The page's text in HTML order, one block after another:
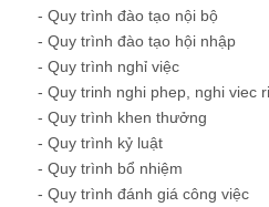
- Quy trình đào tạo nội bộ
- Quy trình đào tạo hội nhập
- Quy trình nghỉ việc
- Quy trinh nghi phep, nghi viec
- Quy trình khen thưởng
- Quy trình kỷ luật
- Quy trình bổ nhiệm
- Quy trình đánh giá công việc